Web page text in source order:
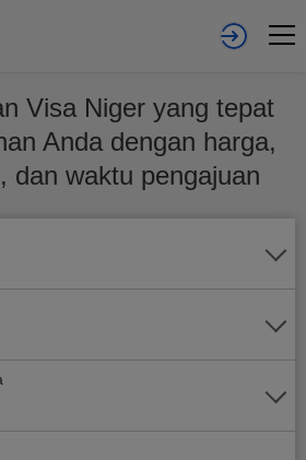
Visa Niger yang tepat
Anda dengan harga,
dan waktu pengajuan